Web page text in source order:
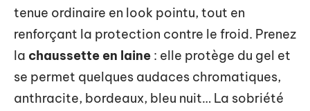
tenue ordinaire en look pointu, tout en
renforçant la protection contre le froid. Prenez
la chaussette en laine : elle protège du gel et
se permet quelques audaces chromatiques,
anthracite, bordeaux, bleu nuit… La sobriété